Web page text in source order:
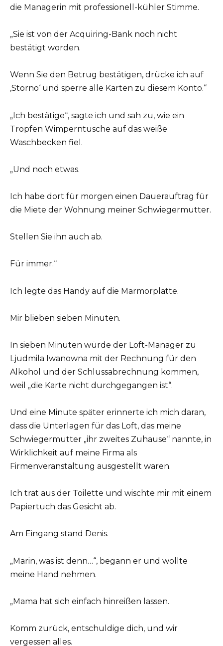
die Managerin mit professionell-kühler Stimme.
„Sie ist von der Acquiring-Bank noch nicht
bestätigt worden.
Wenn Sie den Betrug bestätigen, drücke ich auf
‚Storno‘ und sperre alle Karten zu diesem Konto.“
„Ich bestätige“, sagte ich und sah zu, wie ein
Tropfen Wimperntusche auf das weiße
Waschbecken fiel.
„Und noch etwas.
Ich habe dort für morgen einen Dauerauftrag für
die Miete der Wohnung meiner Schwiegermutter.
Stellen Sie ihn auch ab.
Für immer.“
Ich legte das Handy auf die Marmorplatte.
Mir blieben sieben Minuten.
In sieben Minuten würde der Loft-Manager zu
Ljudmila Iwanowna mit der Rechnung für den
Alkohol und der Schlussabrechnung kommen,
weil „die Karte nicht durchgegangen ist“.
Und eine Minute später erinnerte ich mich daran,
dass die Unterlagen für das Loft, das meine
Schwiegermutter „ihr zweites Zuhause“ nannte, in
Wirklichkeit auf meine Firma als
Firmenveranstaltung ausgestellt waren.
Ich trat aus der Toilette und wischte mir mit einem
Papiertuch das Gesicht ab.
Am Eingang stand Denis.
„Marin, was ist denn…“, begann er und wollte
meine Hand nehmen.
„Mama hat sich einfach hinreißen lassen.
Komm zurück, entschuldige dich, und wir
vergessen alles.